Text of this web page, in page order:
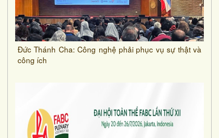
Đức Thánh Cha: Công nghệ phải phục vụ sự thật và
công ích